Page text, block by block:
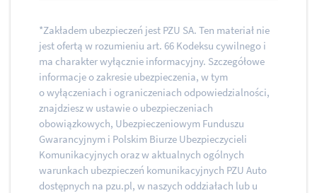
*Zakładem ubezpieczeń jest PZU SA. Ten materiał nie
jest ofertą w rozumieniu art. 66 Kodeksu cywilnego i
ma charakter wyłącznie informacyjny. Szczegółowe
informacje o zakresie ubezpieczenia, w tym
o wyłączeniach i ograniczeniach odpowiedzialności,
znajdziesz w ustawie o ubezpieczeniach
obowiązkowych, Ubezpieczeniowym Funduszu
Gwarancyjnym i Polskim Biurze Ubezpieczycieli
Komunikacyjnych oraz w aktualnych ogólnych
warunkach ubezpieczeń komunikacyjnych PZU Auto
dostępnych na pzu.pl, w naszych oddziałach lub u